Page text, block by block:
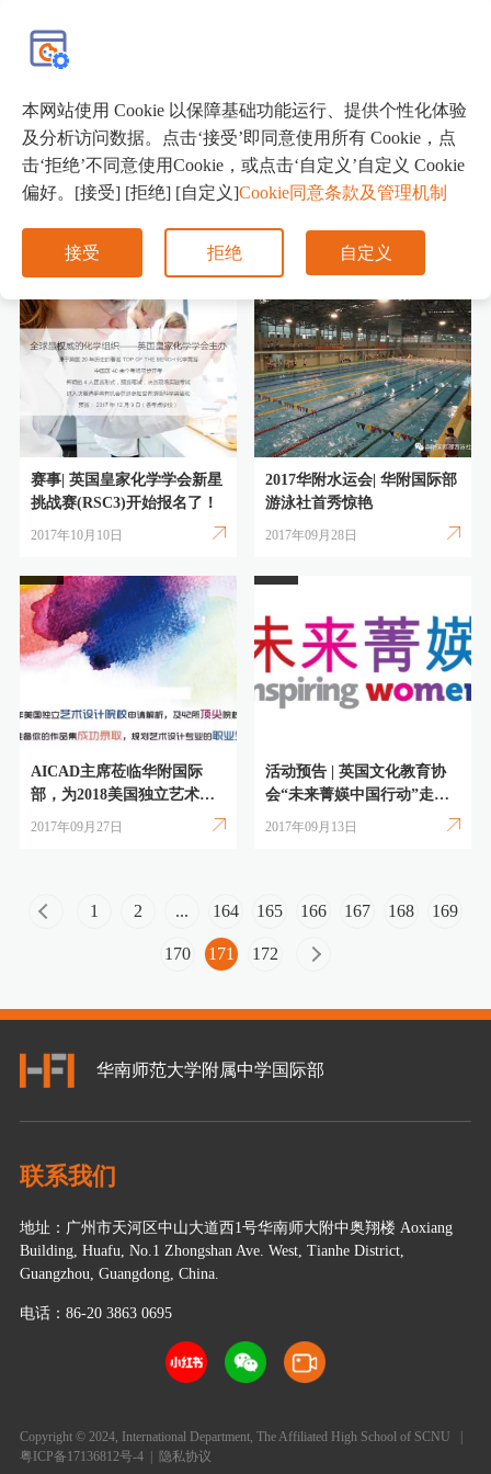
活动预告
校园动态 大学来访 校友会动态
媒体聚焦
赛事| 英国皇家化学学会新星
挑战赛(RSC3)开始报名了！
2017年10月10日
2017华附水运会| 华附国际部
游泳社首秀惊艳
2017年09月28日
AICAD主席莅临华附国际
部，为2018美国独立艺术设
计院校申请支招
2017年09月27日
活动预告 | 英国文化教育协
会“未来菁媖中国行动”走进
华附国际部
2017年09月13日
1 2 ... 164 165 166 167 168 169
170 171 172
华南师范大学附属中学国际部
联系我们
地址：广州市天河区中山大道西1号华南师大附中奥翔楼 Aoxiang
Building, Huafu, No.1 Zhongshan Ave. West, Tianhe District,
Guangzhou, Guangdong, China.
电话：86-20 3863 0695
Copyright © 2024, International Department, The Affiliated High School of SCNU
粤ICP备17136812号-4| 隐私协议
本网站使用 Cookie 以保障基础功能运行、提供个性化体验
及分析访问数据。点击‘接受’即同意使用所有 Cookie，点
击‘拒绝’不同意使用Cookie，或点击‘自定义’自定义 Cookie
偏好。[接受] [拒绝] [自定义]Cookie同意条款及管理机制
接受 拒绝 自定义